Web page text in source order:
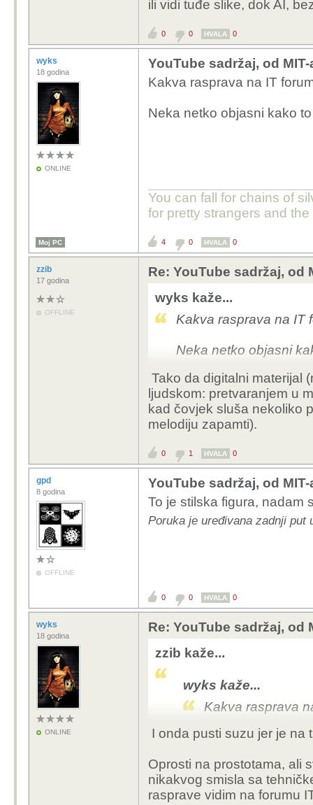
ili vidi tuđe slike, dok AI,
0 0 HVALA 0
wyks
18 godina
ONLINE
YouTube sadržaj, od
Kakva rasprava na IT
Neka netko objasni kako
You can fall for chains of
for pretty strangers and
Moj PC 4 0 HVALA 0
zzib
17 godina
OFFLINE
Re: YouTube sadržaj, od
wyks kaže...
Kakva rasprava na IT
Neka netko objasni
Tako da digitalni materijal
ljudskom: pretvaranjem u
kad čovjek sluša nekoliko
melodiju zapamti).
0 1 HVALA 0
gpd
8 godina
OFFLINE
YouTube sadržaj, od
To je stilska figura, nadam
Poruka je uređivana zadnji put
0 0 HVALA 0
wyks
18 godina
ONLINE
Re: YouTube sadržaj, od
zzib kaže...
wyks kaže...
Kakva rasprava
Neka netko
I onda pusti suzu jer je na
Oprosti na prostotama, ali
nikakvog smisla sa
rasprave vidim na forumu